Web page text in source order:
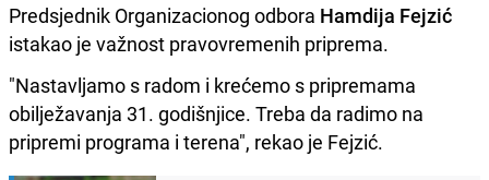
Predsjednik Organizacionog odbora Hamdija Fejzić
istakao je važnost pravovremenih priprema.
"Nastavljamo s radom i krećemo s pripremama
obilježavanja 31. godišnjice. Treba da radimo na
pripremi programa i terena", rekao je Fejzić.